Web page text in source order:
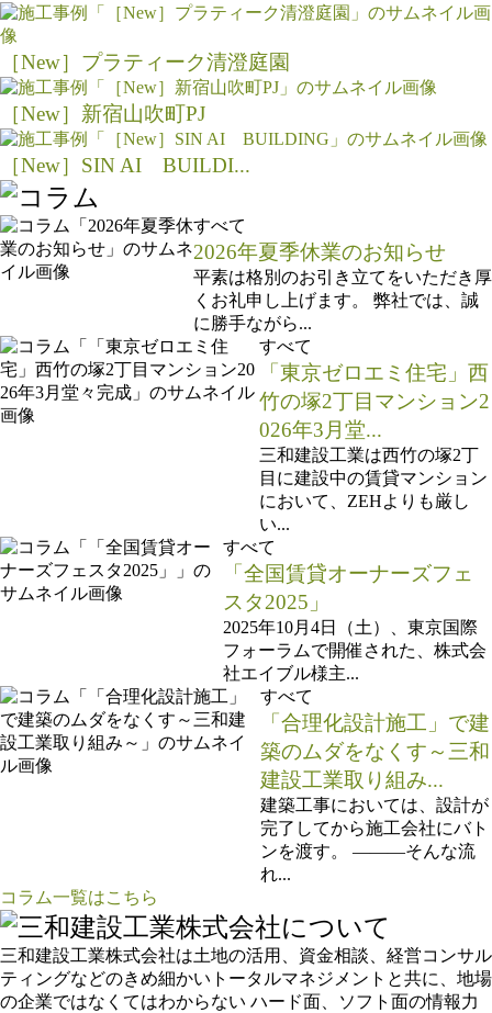
［New］プラティーク清澄庭園
［New］新宿山吹町PJ
［New］SIN AI BUILDI...
すべて
2026年夏季休業のお知らせ
平素は格別のお引き立てをいただき厚
くお礼申し上げます。 弊社では、誠
に勝手ながら...
すべて
「東京ゼロエミ住宅」西
竹の塚2丁目マンション2
026年3月堂...
三和建設工業は西竹の塚2丁
目に建設中の賃貸マンション
において、ZEHよりも厳し
い...
すべて
「全国賃貸オーナーズフェ
スタ2025」
2025年10月4日（土）、東京国際
フォーラムで開催された、株式会
社エイブル様主...
すべて
「合理化設計施工」で建
築のムダをなくす～三和
建設工業取り組み...
建築工事においては、設計が
完了してから施工会社にバト
ンを渡す。 ―――そんな流
れ...
コラム一覧はこちら
三和建設工業株式会社は土地の活用、資金相談、経営コンサル
ティングなどのきめ細かいトータルマネジメントと共に、地場
の企業ではなくてはわからない ハード面、ソフト面の情報力